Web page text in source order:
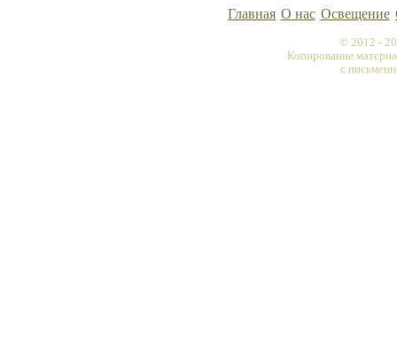
Главная О нас Освещение
© 2012 -
Копирование
с